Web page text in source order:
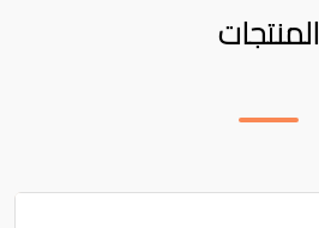
المنتجات